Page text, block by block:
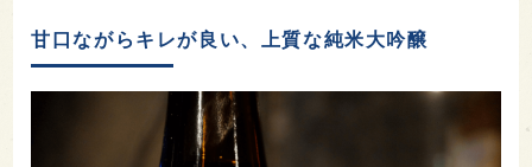
甘口ながらキレが良い、上質な純米大吟醸